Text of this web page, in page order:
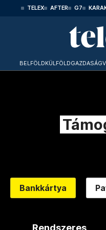
TELEX AFTER G7
BELFÖLDKÜLFÖLDGAZDASÁG
Bankkártya
Rendszeres